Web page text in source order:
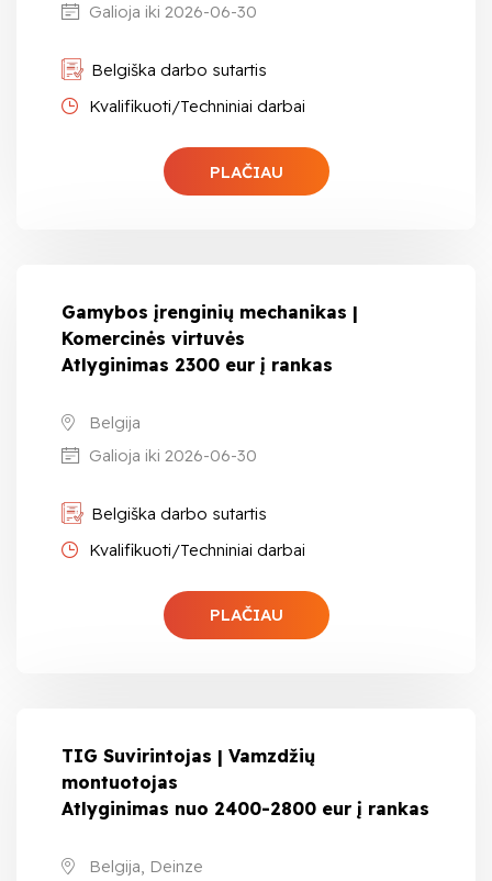
Galioja iki 2026-06-30
Belgiška darbo sutartis
Kvalifikuoti/Techniniai darbai
PLAČIAU
Gamybos įrenginių mechanikas |
Komercinės virtuvės
Atlyginimas 2300 eur į rankas
Belgija
Galioja iki 2026-06-30
Belgiška darbo sutartis
Kvalifikuoti/Techniniai darbai
PLAČIAU
TIG Suvirintojas | Vamzdžių
montuotojas
Atlyginimas nuo 2400-2800 eur į rankas
Belgija, Deinze